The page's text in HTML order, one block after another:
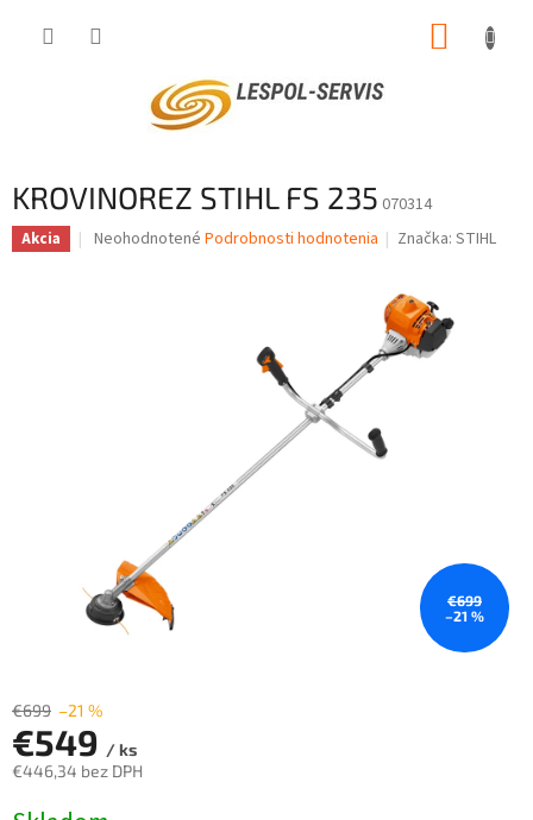
KROVINOREZ STIHL FS 235 070314
Akcia
Priemerné
Neohodnotené Podrobnosti hodnotenia Značka:STIHL
€699
–21 %
€699 –21 %
€549 / ks
€446,34 bez DPH